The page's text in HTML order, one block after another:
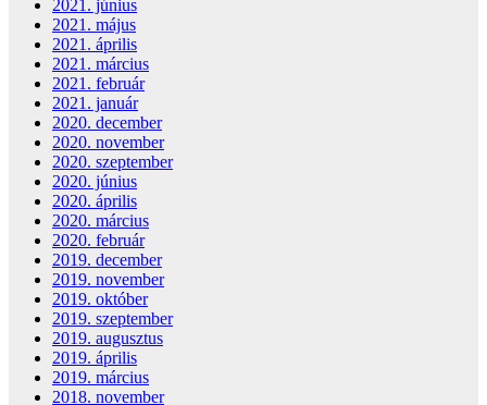
2021. június
2021. május
2021. április
2021. március
2021. február
2021. január
2020. december
2020. november
2020. szeptember
2020. június
2020. április
2020. március
2020. február
2019. december
2019. november
2019. október
2019. szeptember
2019. augusztus
2019. április
2019. március
2018. november